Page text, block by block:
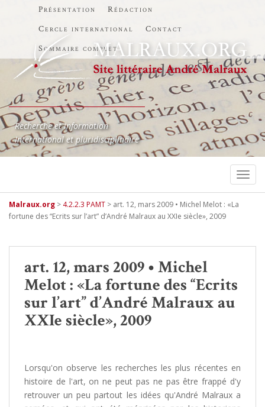
Présentation
Rédaction
Cercle international
Contact
Sommaire complet
Recherche et information
International et pluridisciplinaire
Malraux.org > 4.2.2.3 PAMT > art. 12, mars 2009 • Michel Melot : «La
fortune des “Ecrits sur l’art” d’André Malraux au XXIe siècle», 2009
art. 12, mars 2009 • Michel
Melot : «La fortune des “Ecrits
sur l’art” d’André Malraux au
XXIe siècle», 2009
Lorsqu'on observe les recherches les plus récentes en
histoire de l'art, on ne peut pas ne pas être frappé d'y
retrouver un peu partout les idées qu'André Malraux a